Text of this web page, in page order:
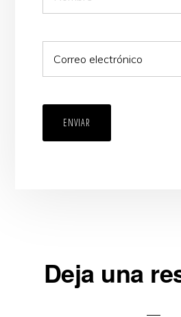
ENVIAR
Interacciones
Deja una